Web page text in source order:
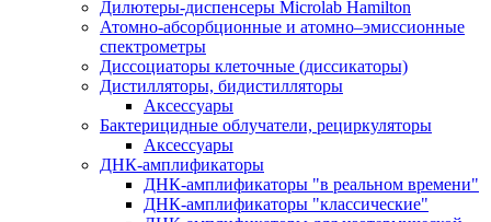
Дилютеры-диспенсеры Microlab Hamilton
Атомно-абсорбционные и атомно–эмиссионные
спектрометры
Диссоциаторы клеточные (диссикаторы)
Дистилляторы, бидистилляторы
Аксессуары
Бактерицидные облучатели, рециркуляторы
Аксессуары
ДНК-амплификаторы
ДНК-амплификаторы "в реальном времени"
ДНК-амплификаторы "классические"